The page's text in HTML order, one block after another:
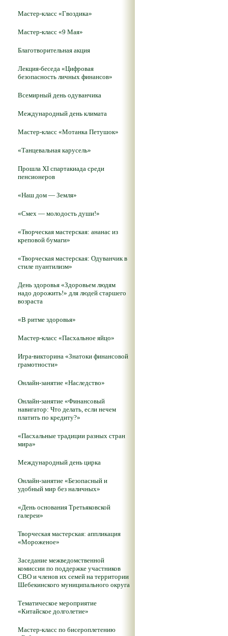
Мастер-класс «Гвоздика»
Мастер-класс «9 Мая»
Благотворительная акция
Лекция-беседа «Цифровая
безопасность личных финансов»
Всемирный день одуванчика
Международный день климата
Мастер-класс «Мотанка Петушок»
«Танцевальная карусель»
Прошла XI спартакиада среди
пенсионеров
«Наш дом — Земля»
«Смех — молодость души!»
«Творческая мастерская: ананас из
креповой бумаги»
«Творческая мастерская: Одуванчик в
стиле пуантилизм»
День здоровья «Здоровьем людям
надо дорожить!» для людей старшего
возраста
«В ритме здоровья»
Мастер-класс «Пасхальное яйцо»
Игра-викторина «Знатоки финансовой
грамотности»
Онлайн-занятие «Наследство»
Онлайн-занятие «Финансовый
навигатор: Что делать, если нечем
платить по кредиту?»
«Пасхальные традиции разных стран
мира»
Международный день цирка
Онлайн-занятие «Безопасный и
удобный мир без наличных»
«День основания Третьяковской
галереи»
Творческая мастерская: аппликация
«Мороженое»
Заседание межведомственной
комиссии по поддержке участников
СВО и членов их семей на территории
Шебекинского муниципального округа
Тематическое мероприятие
«Китайское долголетие»
Мастер-класс по бисероплетению